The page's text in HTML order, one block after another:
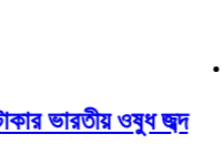
ভারতীয় ওষুধ জব্দ